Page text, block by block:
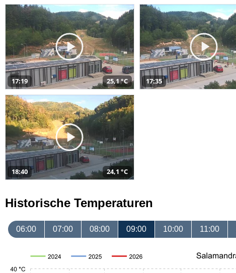
17:19 25,1 °C 17:35
18:40 24,1 °C
Historische Temperaturen
06:00 07:00 08:00 09:00 10:00 11:00